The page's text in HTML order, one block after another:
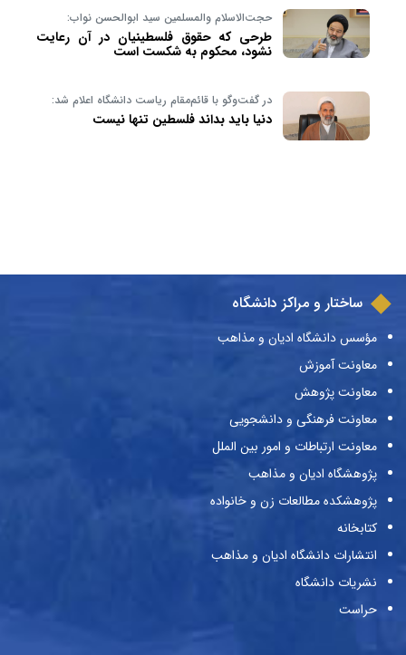
حجت‌الاسلام والمسلمین سید ابوالحسن نواب:
طرحی که حقوق فلسطینیان در آن رعایت
نشود، محکوم به شکست است
در گفت‌وگو با قائم‌مقام ریاست دانشگاه اعلام شد:
دنیا باید بداند فلسطین تنها نیست
ساختار و مراکز دانشگاه
مؤسس دانشگاه ادیان و مذاهب
معاونت آموزش
معاونت پژوهش
معاونت فرهنگی و دانشجویی
معاونت ارتباطات و امور بین الملل
پژوهشگاه ادیان و مذاهب
پژوهشکده مطالعات زن و خانواده
کتابخانه
انتشارات دانشگاه ادیان و مذاهب
نشریات دانشگاه
حراست